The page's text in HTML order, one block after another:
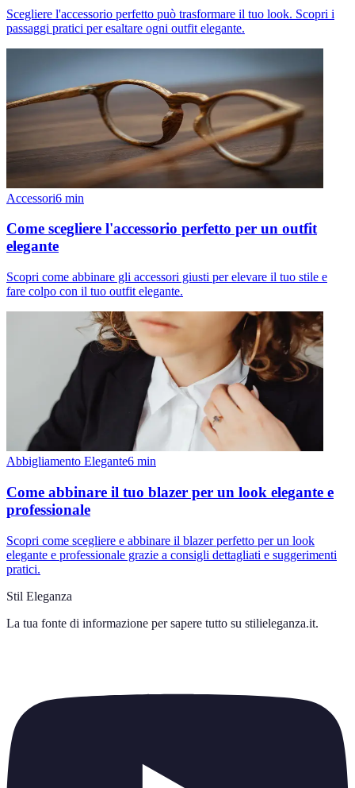
Scegliere l'accessorio perfetto può trasformare il tuo look. Scopri i
passaggi pratici per esaltare ogni outfit elegante.
Accessori6 min
Come scegliere l'accessorio perfetto per un outfit
elegante
Scopri come abbinare gli accessori giusti per elevare il tuo stile e
fare colpo con il tuo outfit elegante.
Abbigliamento Elegante6 min
Come abbinare il tuo blazer per un look elegante e
professionale
Scopri come scegliere e abbinare il blazer perfetto per un look
elegante e professionale grazie a consigli dettagliati e suggerimenti
pratici.
Stil Eleganza
La tua fonte di informazione per sapere tutto su stilieleganza.it.